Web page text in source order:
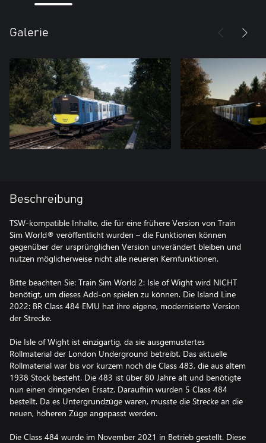
Galerie
Beschreibung
TSW-kompatible Inhalte, die für eine frühere Version von Train
Sim World® veröffentlicht wurden – die Funktionen können
gegenüber der ursprünglichen Version unverändert bleiben und
nutzen möglicherweise nicht alle neueren Kernfunktionen.
Bitte beachten Sie: Train Sim World 2: Isle of Wight wird NICHT
benötigt, um dieses Add-on spielen zu können. Die Island Line
2022: BR Class 484 EMU hat ihre eigene, modernisierte Version
der Strecke.
Die Isle of Wight ist einzigartig, da sie ausgemustertes
Rollmaterial der London Underground betreibt. Das aktuelle
Rollmaterial war bis vor kurzem noch die Class 483, die aus altem
1938 Stock besteht. Die 483 ist über 80 Jahre alt und benötigte
nun einen dringenden Ersatz. Daraufhin wurden 5 Class 484
bestellt. Da es Untergrundzüge waren, musste die Strecke an die
neuen, höheren Züge angepasst werden.
Die Class 484 wurde im November 2021 in Betrieb gestellt. Diese